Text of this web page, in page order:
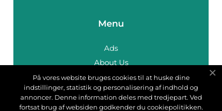
Menu
Ads
About Us
Cookies
Contact
Sitemap
På vores website bruges cookies til at huske dine
indstillinger, statistik og personalisering af indhold og
annoncer. Denne information deles med tredjepart. Ved
fortsat brug af websiden godkender du cookiepolitikken.